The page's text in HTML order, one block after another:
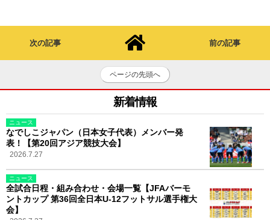
次の記事 前の記事
ページの先頭へ
新着情報
ニュース
なでしこジャパン（日本女子代表）メンバー発
表！【第20回アジア競技大会】
2026.7.27
ニュース
全試合日程・組み合わせ・会場一覧【JFAバーモ
ントカップ 第36回全日本U-12フットサル選手権大
会】